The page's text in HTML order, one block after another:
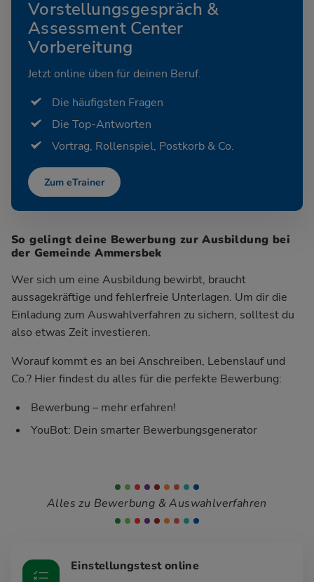
Vorstellungsgespräch &
Assessment Center
Vorbereitung
Jetzt online üben für deinen Beruf.
Die häufigsten Fragen
Die Top-Antworten
Vortrag, Rollenspiel, Postkorb & Co.
Zum eTrainer
So gelingt deine Bewerbung zur Ausbildung bei
der Gemeinde Ammersbek
Wer sich um eine Ausbildung bewirbt, braucht
aussagekräftige und fehlerfreie Unterlagen. Um dir die
Einladung zum Auswahlverfahren zu sichern, solltest du
also etwas Zeit investieren.
Worauf kommt es an bei Anschreiben, Lebenslauf und
Co.? Hier findest du alles für die perfekte Bewerbung:
Bewerbung – mehr erfahren!
YouBot: Dein smarter Bewerbungsgenerator
Alles zu Bewerbung & Auswahlverfahren
Einstellungstest online